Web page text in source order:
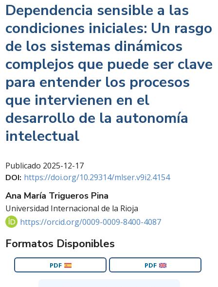
Dependencia sensible a las
condiciones iniciales: Un rasgo
de los sistemas dinámicos
complejos que puede ser clave
para entender los procesos
que intervienen en el
desarrollo de la autonomía
intelectual
Publicado 2025-12-17
DOI: https://doi.org/10.29314/mlser.v9i2.4154
Ana María Trigueros Pina
Universidad Internacional de la Rioja
https://orcid.org/0009-0009-8400-4087
Formatos Disponibles
PDF PDF